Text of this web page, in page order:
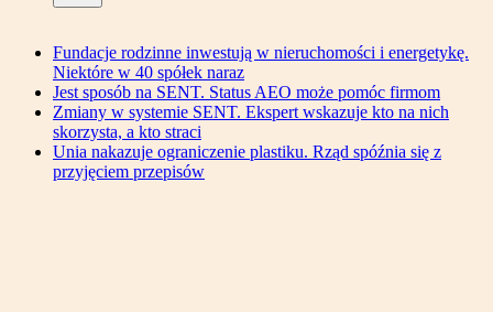
Fundacje rodzinne inwestują w nieruchomości i energetykę.
Niektóre w 40 spółek naraz
Jest sposób na SENT. Status AEO może pomóc firmom
Zmiany w systemie SENT. Ekspert wskazuje kto na nich
skorzysta, a kto straci
Unia nakazuje ograniczenie plastiku. Rząd spóźnia się z
przyjęciem przepisów